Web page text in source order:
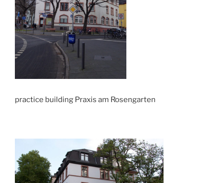
practice building Praxis am Rosengarten